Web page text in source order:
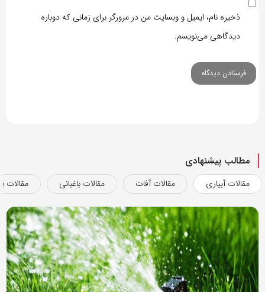
ذخیره نام، ایمیل و وبسایت من در مرورگر برای زمانی که دوباره
دیدگاهی می‌نویسم.
مطالب پیشنهادی
مقالات آبیاری مقالات آفات مقالات باغبانی مقالات